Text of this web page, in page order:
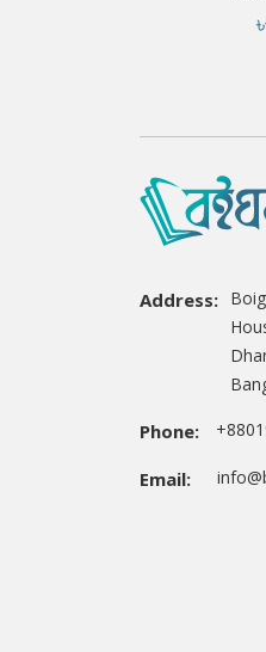
Address:
Phone:
Email: